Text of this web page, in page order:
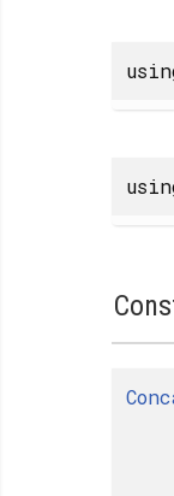
CONTENT,
CONTENT,